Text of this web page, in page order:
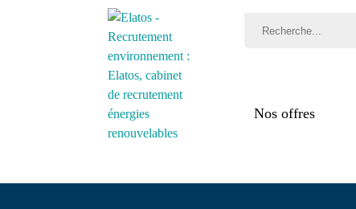
Nos offres